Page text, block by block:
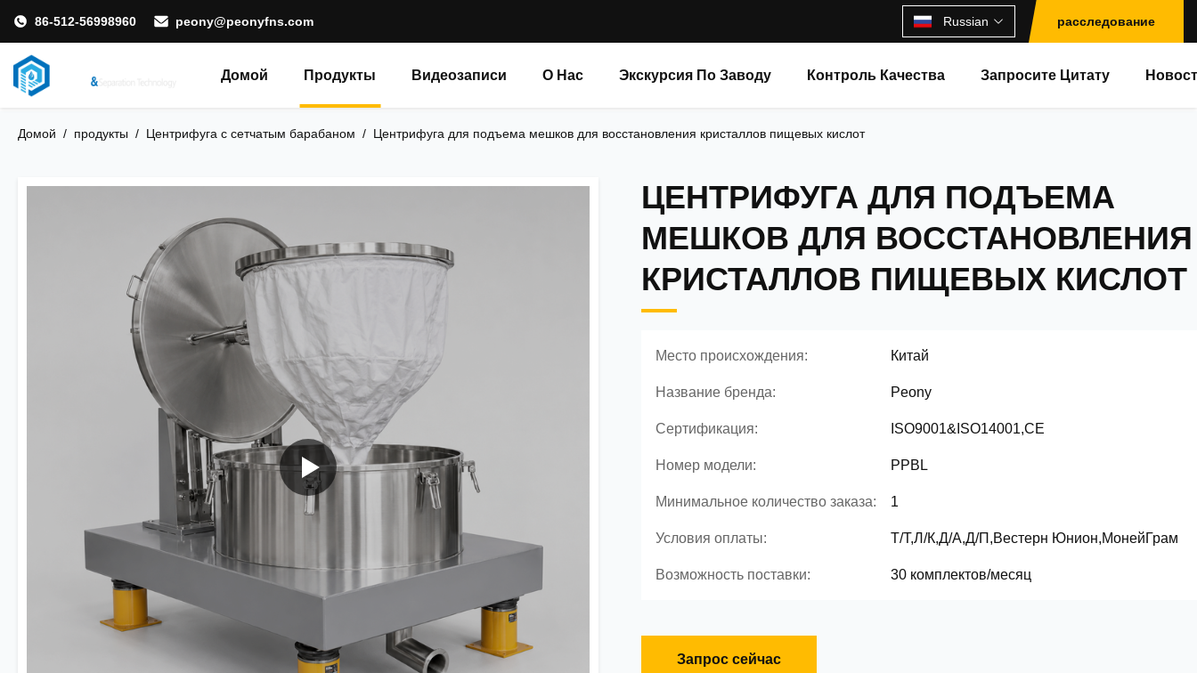
86-512-56998960 peony@peonyfns.com Russian расследование
Домой Продукты Видеозаписи О Нас Экскурсия По Заводу Контроль Качества Запросите Цитату
Домой / продукты / Центрифуга с сетчатым барабаном / Центрифуга для подъема мешков для восстановления кристаллов пищевых кислот
ЦЕНТРИФУГА ДЛЯ ПОДЪЕМА
МЕШКОВ ДЛЯ ВОССТАНОВЛЕНИЯ
КРИСТАЛЛОВ ПИЩЕВЫХ КИСЛОТ
Место происхождения: Китай
Название бренда: Peony
Сертификация: ISO9001&ISO14001,CE
Номер модели: PPBL
Минимальное количество заказа: 1
Условия оплаты: Т/Т,Л/К,Д/А,Д/П,Вестерн Юнион,МонейГрам
Возможность поставки: 30 комплектов/месяц
Запрос сейчас